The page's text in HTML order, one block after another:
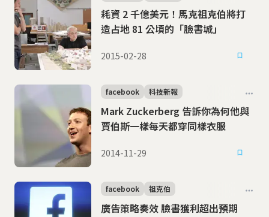
耗資 2 千億美元！馬克祖克伯將打
造占地 81 公頃的「臉書城」
2015-02-28
Mark Zuckerberg 告訴你為何他與
賈伯斯一樣每天都穿同樣衣服
facebook 科技新報
2014-11-29
廣告策略奏效 臉書獲利超出預期
facebook 祖克伯